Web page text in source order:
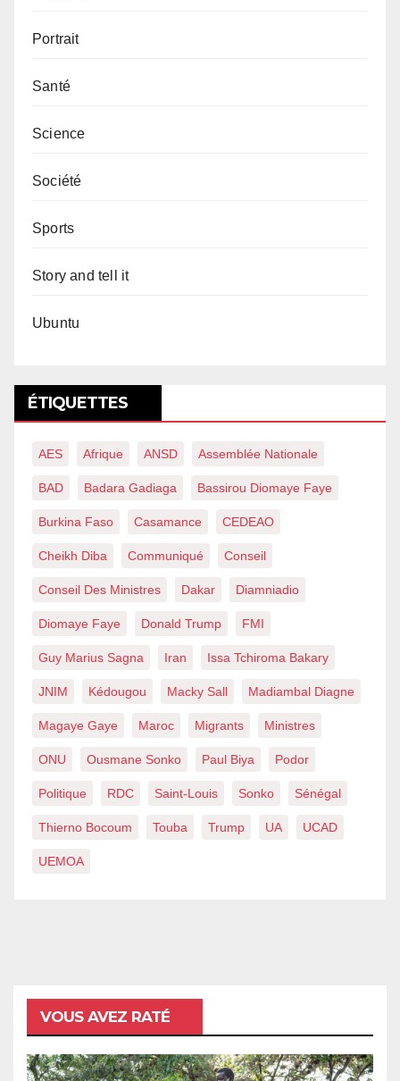
Portrait
Santé
Science
Société
Sports
Story and tell it
Ubuntu
ÉTIQUETTES
AES Afrique ANSD Assemblée Nationale
BAD Badara Gadiaga Bassirou Diomaye Faye
Burkina Faso Casamance CEDEAO
Cheikh Diba Communiqué Conseil
Conseil Des Ministres Dakar Diamniadio
Diomaye Faye Donald Trump FMI
Guy Marius Sagna Iran Issa Tchiroma Bakary
JNIM Kédougou Macky Sall Madiambal Diagne
Magaye Gaye Maroc Migrants Ministres
ONU Ousmane Sonko Paul Biya Podor
Politique RDC Saint-Louis Sonko Sénégal
Thierno Bocoum Touba Trump UA UCAD
UEMOA
VOUS AVEZ RATÉ